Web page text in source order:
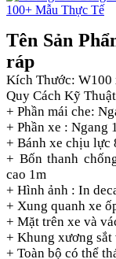
Tên Sản
ráp
Kích Thước: W100
Quy Cách Kỹ
+ Phần mái che:
+ Phần xe : Ngang
+ Bánh xe chịu lực
+ Bốn thanh
cao 1m
+ Hình ảnh : In
+ Xung quanh xe
+ Mặt trên xe và
+ Khung xương sắt
+ Toàn bộ có thể